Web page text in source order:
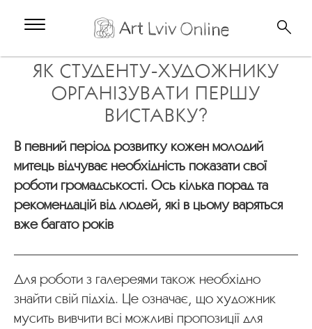
ЯК СТУДЕНТУ-ХУДОЖНИКУ
ОРГАНІЗУВАТИ ПЕРШУ
ВИСТАВКУ?
В певний період розвитку кожен молодий
митець відчуває необхідність показати свої
роботи громадськості. Ось кілька порад та
рекомендацій від людей, які в цьому варяться
вже багато років
Для роботи з галереями також необхідно
знайти свій підхід. Це означає, що художник
мусить вивчити всі можливі пропозиції для